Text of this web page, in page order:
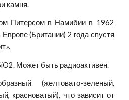
камня.
Питерсом в Намибии в 1962
Европе (Британии) 2 года спустя
Может быть радиоактивен.
(желтовато-зеленый,
красноватый), что зависит от